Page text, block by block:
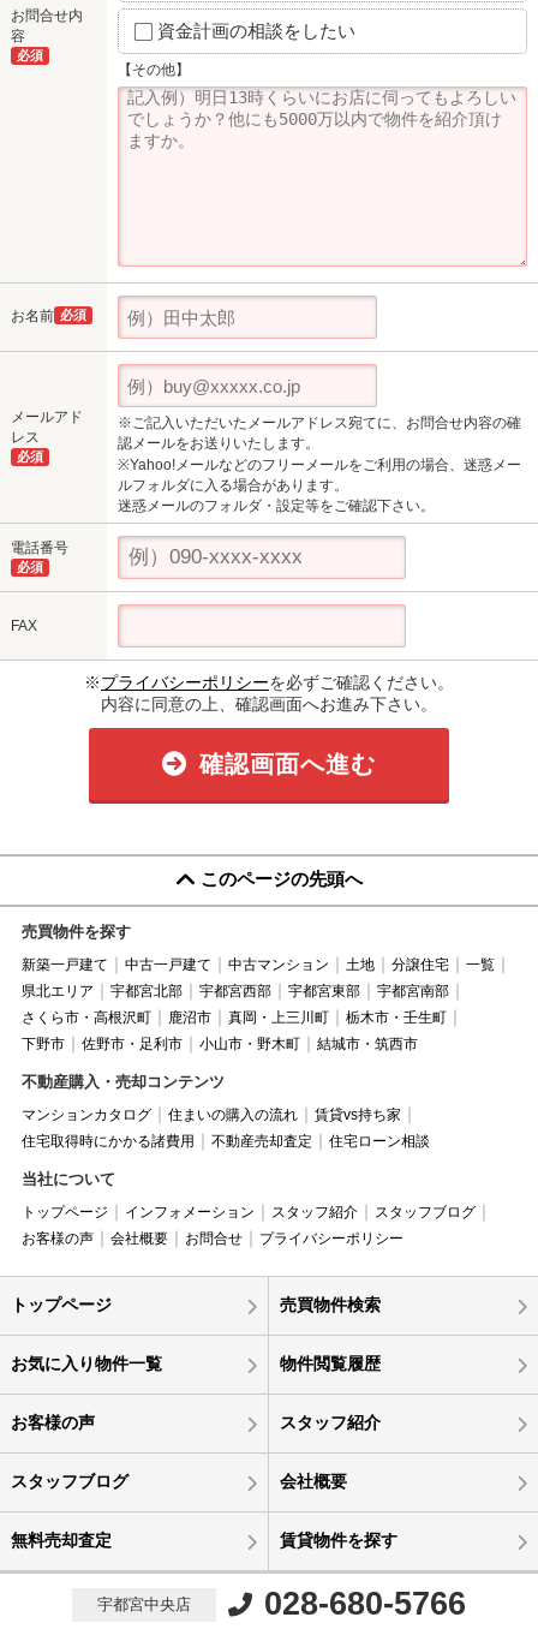
お問合せ内
容
必須
資金計画の相談をしたい
【その他】
お名前 必須
メールアド
レス
必須
※ご記入いただいたメールアドレス宛てに、お問合せ内容の確
認メールをお送りいたします。
※Yahoo!メールなどのフリーメールをご利用の場合、迷惑メー
ルフォルダに入る場合があります。
迷惑メールのフォルダ・設定等をご確認下さい。
電話番号
必須
FAX
※プライバシーポリシーを必ずご確認ください。
内容に同意の上、確認画面へお進み下さい。
確認画面へ進む
このページの先頭へ
売買物件を探す
新築一戸建て 中古一戸建て 中古マンション 土地 分譲住宅
一覧
県北エリア
宇都宮北部 宇都宮西部 宇都宮東部
宇都宮南部
さくら市・高根沢町
鹿沼市 真岡・上三川町
栃木市・壬生町
下野市
佐野市・足利市 小山市・野木町 結城市・筑西市
不動産購入・売却コンテンツ
マンションカタログ 住まいの購入の流れ
賃貸vs持ち家
住宅取得時にかかる諸費用
不動産売却査定 住宅ローン相談
当社について
トップページ インフォメーション スタッフ紹介
スタッフブログ
お客様の声
会社概要 お問合せ プライバシーポリシー
トップページ 売買物件検索
お気に入り物件一覧 物件閲覧履歴
お客様の声 スタッフ紹介
スタッフブログ 会社概要
無料売却査定 賃貸物件を探す
宇都宮中央店 028-680-5766